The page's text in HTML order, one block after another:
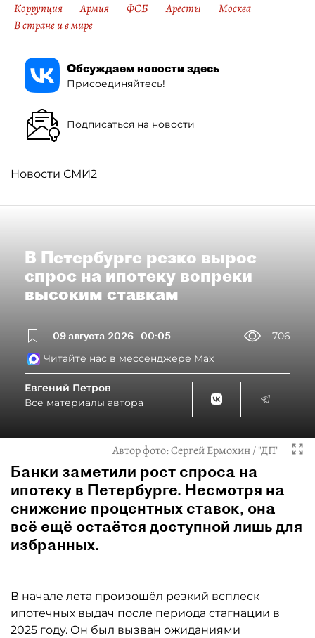
Коррупция
Армия ФСБ Аресты
Москва
В стране и в мире
Обсуждаем новости здесь
Присоединяйтесь!
Подписаться на новости
Новости СМИ2
В Петербурге резко вырос
спрос на ипотеку вопреки
высоким ставкам
09 августа 2026 00:05
706
Читайте нас в мессенджере Max
Евгений Петров
Все материалы автора
Автор фото:Сергей Ермохин / "ДП"
Банки заметили рост спроса на
ипотеку в Петербурге. Несмотря на
снижение процентных ставок, она
всё ещё остаётся доступной лишь для
избранных.
В начале лета произошёл резкий всплеск
ипотечных выдач после периода стагнации в
2025 году. Он был вызван ожиданиями